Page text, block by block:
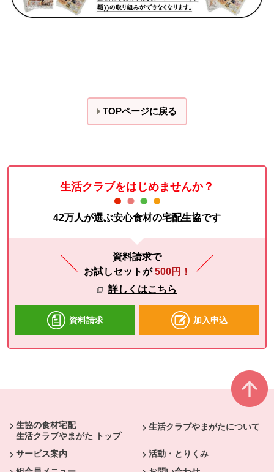
TOPページに戻る
生活クラブをはじめませんか？
42万人が選ぶ安心食材の宅配生協です
資料請求で
お試しセットが500円！
詳しくはこちら
資料請求 加入申込
生協の食材宅配
生活クラブやまがた トップ
生活クラブやまがたについて
サービス案内
活動・とりくみ